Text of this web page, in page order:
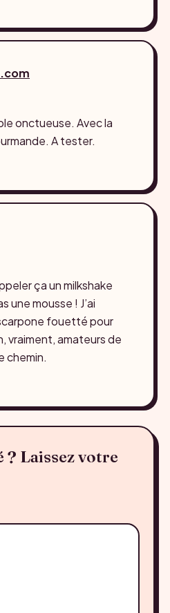
onctueuse. Avec la
A tester.
ça un milkshake
une mousse ! J’ai
fouetté pour
vraiment, amateurs de
chemin.
? Laissez votre